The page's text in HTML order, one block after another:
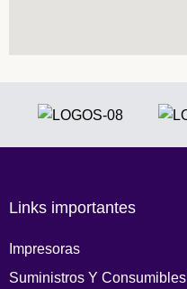
Links importantes
Impresoras
Suministros Y Consumibles